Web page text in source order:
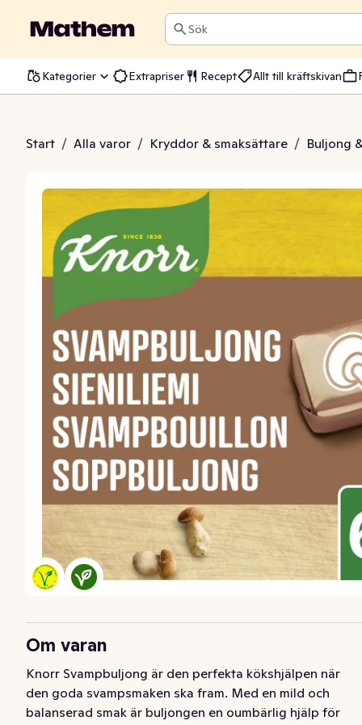
Sök
Kategorier Extrapriser Recept Allt till kräftskivan
Start / Alla varor / Kryddor & smaksättare / Buljong
Om varan
Knorr Svampbuljong är den perfekta kökshjälpen när
den goda svampsmaken ska fram. Med en mild och
balanserad smak är buljongen en oumbärlig hjälp för